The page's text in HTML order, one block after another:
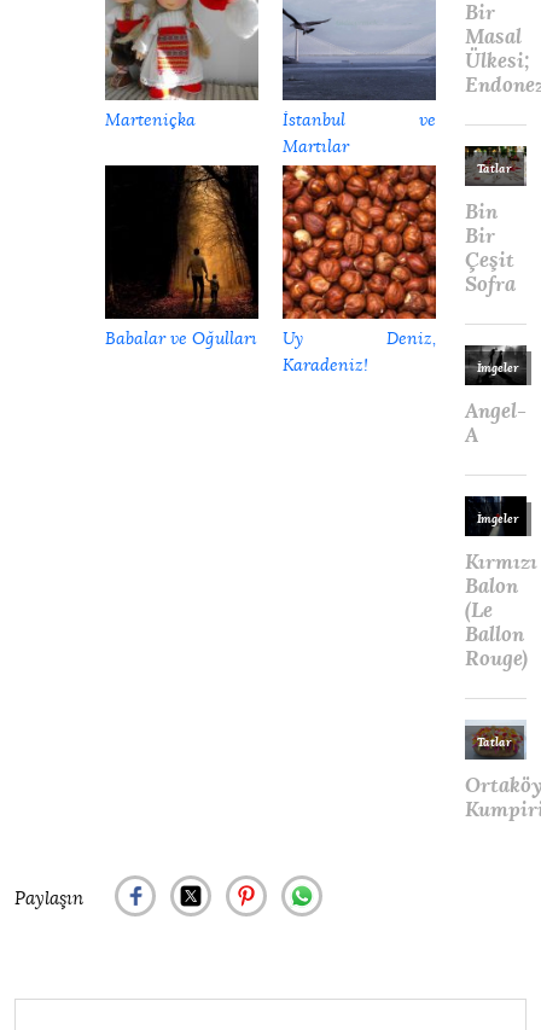
Marteniçka
İstanbul ve
Martılar
Babalar ve Oğulları
Uy Deniz,
Karadeniz!
Paylaşın